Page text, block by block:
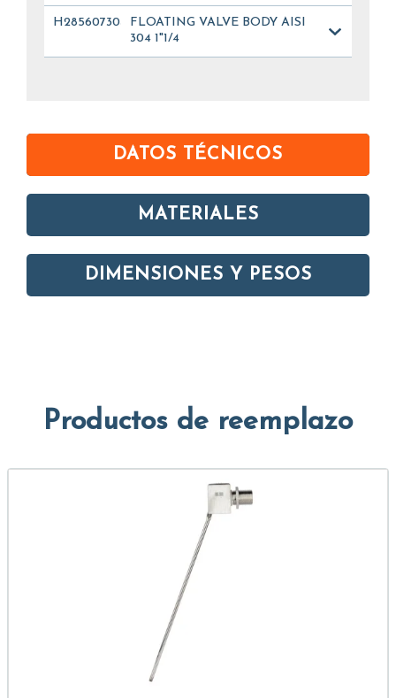
H285607304
FLOATING VALVE BODY AISI
304 1"1/4
DATOS TÉCNICOS
MATERIALES
DIMENSIONES Y PESOS
Productos de reemplazo